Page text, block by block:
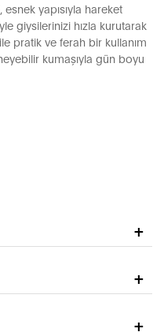
yapısıyla hareket
giysilerinizi hızla kurutarak
pratik ve ferah bir kullanım
kumaşıyla gün boyu